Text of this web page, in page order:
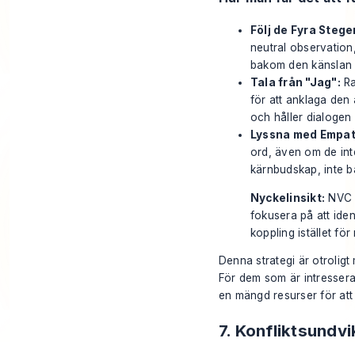
Följ de Fyra
neutral
bakom den
Tala från "Jag":
för att anklaga den
och håller dialogen
Lyssna med
ord, även om de
kärnbudskap, inte
Nyckelinsikt:
fokusera på att
koppling istället för
Denna strategi är otroligt
För dem som är
en mängd resurser för
7.